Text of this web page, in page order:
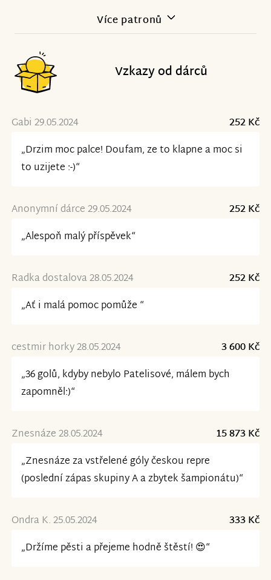
Více patronů
Vzkazy od dárců
Gabi 29.05.2024
252 Kč
„Drzim moc palce! Doufam, ze to klapne a moc si
to uzijete :-)“
Anonymní dárce 29.05.2024
252 Kč
„Alespoň malý příspěvek“
Radka dostalova 28.05.2024
252 Kč
„Ať i malá pomoc pomůže “
cestmir horky 28.05.2024
3 600 Kč
„36 golů, kdyby nebylo Patelisové, málem bych
zapomněl:)“
Znesnáze 28.05.2024
15 873 Kč
„Znesnáze za vstřelené góly českou repre
(poslední zápas skupiny A a zbytek šampionátu)“
Ondra K. 25.05.2024
333 Kč
„Držíme pěsti a přejeme hodně štěstí! 😍“